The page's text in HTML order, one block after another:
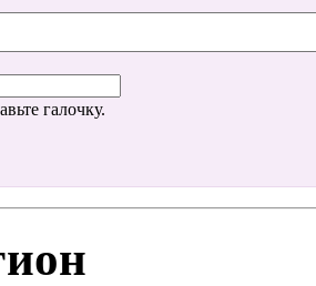
галочку.